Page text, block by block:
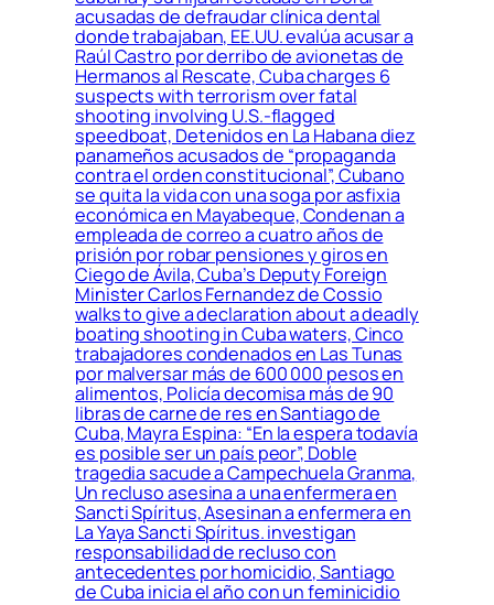
acusadas de defraudar clínica dental
donde trabajaban, EE.UU. evalúa acusar a
Raúl Castro por derribo de avionetas de
Hermanos al Rescate, Cuba charges 6
suspects with terrorism over fatal
shooting involving U.S.-flagged
speedboat, Detenidos en La Habana diez
panameños acusados de “propaganda
contra el orden constitucional”, Cubano
se quita la vida con una soga por asfixia
económica en Mayabeque, Condenan a
empleada de correo a cuatro años de
prisión por robar pensiones y giros en
Ciego de Ávila, Cuba’s Deputy Foreign
Minister Carlos Fernandez de Cossio
walks to give a declaration about a deadly
boating shooting in Cuba waters, Cinco
trabajadores condenados en Las Tunas
por malversar más de 600 000 pesos en
alimentos, Policía decomisa más de 90
libras de carne de res en Santiago de
Cuba, Mayra Espina: “En la espera todavía
es posible ser un país peor”, Doble
tragedia sacude a Campechuela Granma,
Un recluso asesina a una enfermera en
Sancti Spíritus, Asesinan a enfermera en
La Yaya Sancti Spíritus. investigan
responsabilidad de recluso con
antecedentes por homicidio, Santiago
de Cuba inicia el año con un feminicidio